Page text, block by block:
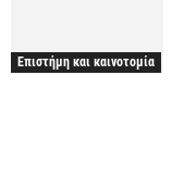
Επιστήμη και καινοτομία